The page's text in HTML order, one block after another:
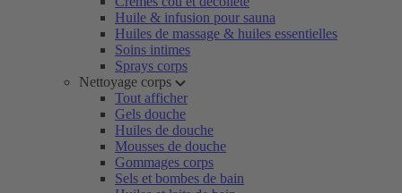
Huile & infusion pour sauna
Huiles de massage & huiles essentielles
Soins intimes
Sprays corps
Nettoyage corps
Tout afficher
Gels douche
Huiles de douche
Mousses de douche
Gommages corps
Sels et bombes de bain